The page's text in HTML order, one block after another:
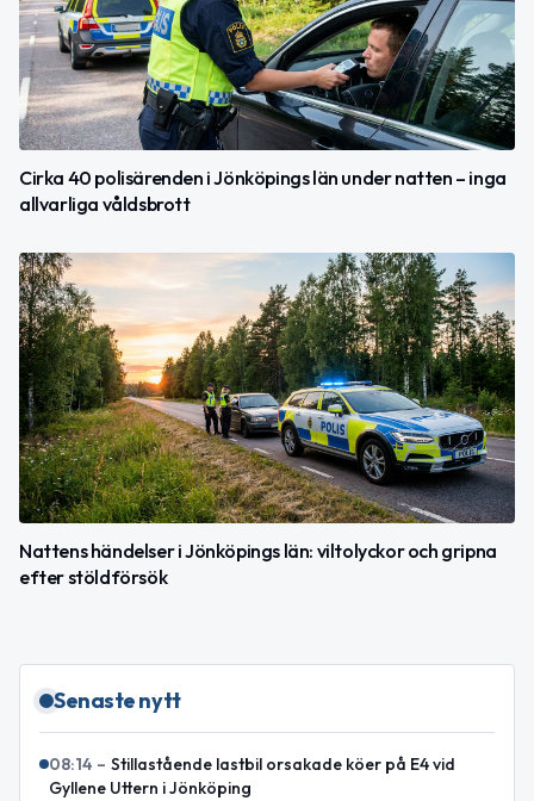
Cirka 40 polisärenden i Jönköpings län under natten – inga
allvarliga våldsbrott
Nattens händelser i Jönköpings län: viltolyckor och gripna
efter stöldförsök
Senaste nytt
08:14 – Stillastående lastbil orsakade köer på E4 vid
Gyllene Uttern i Jönköping